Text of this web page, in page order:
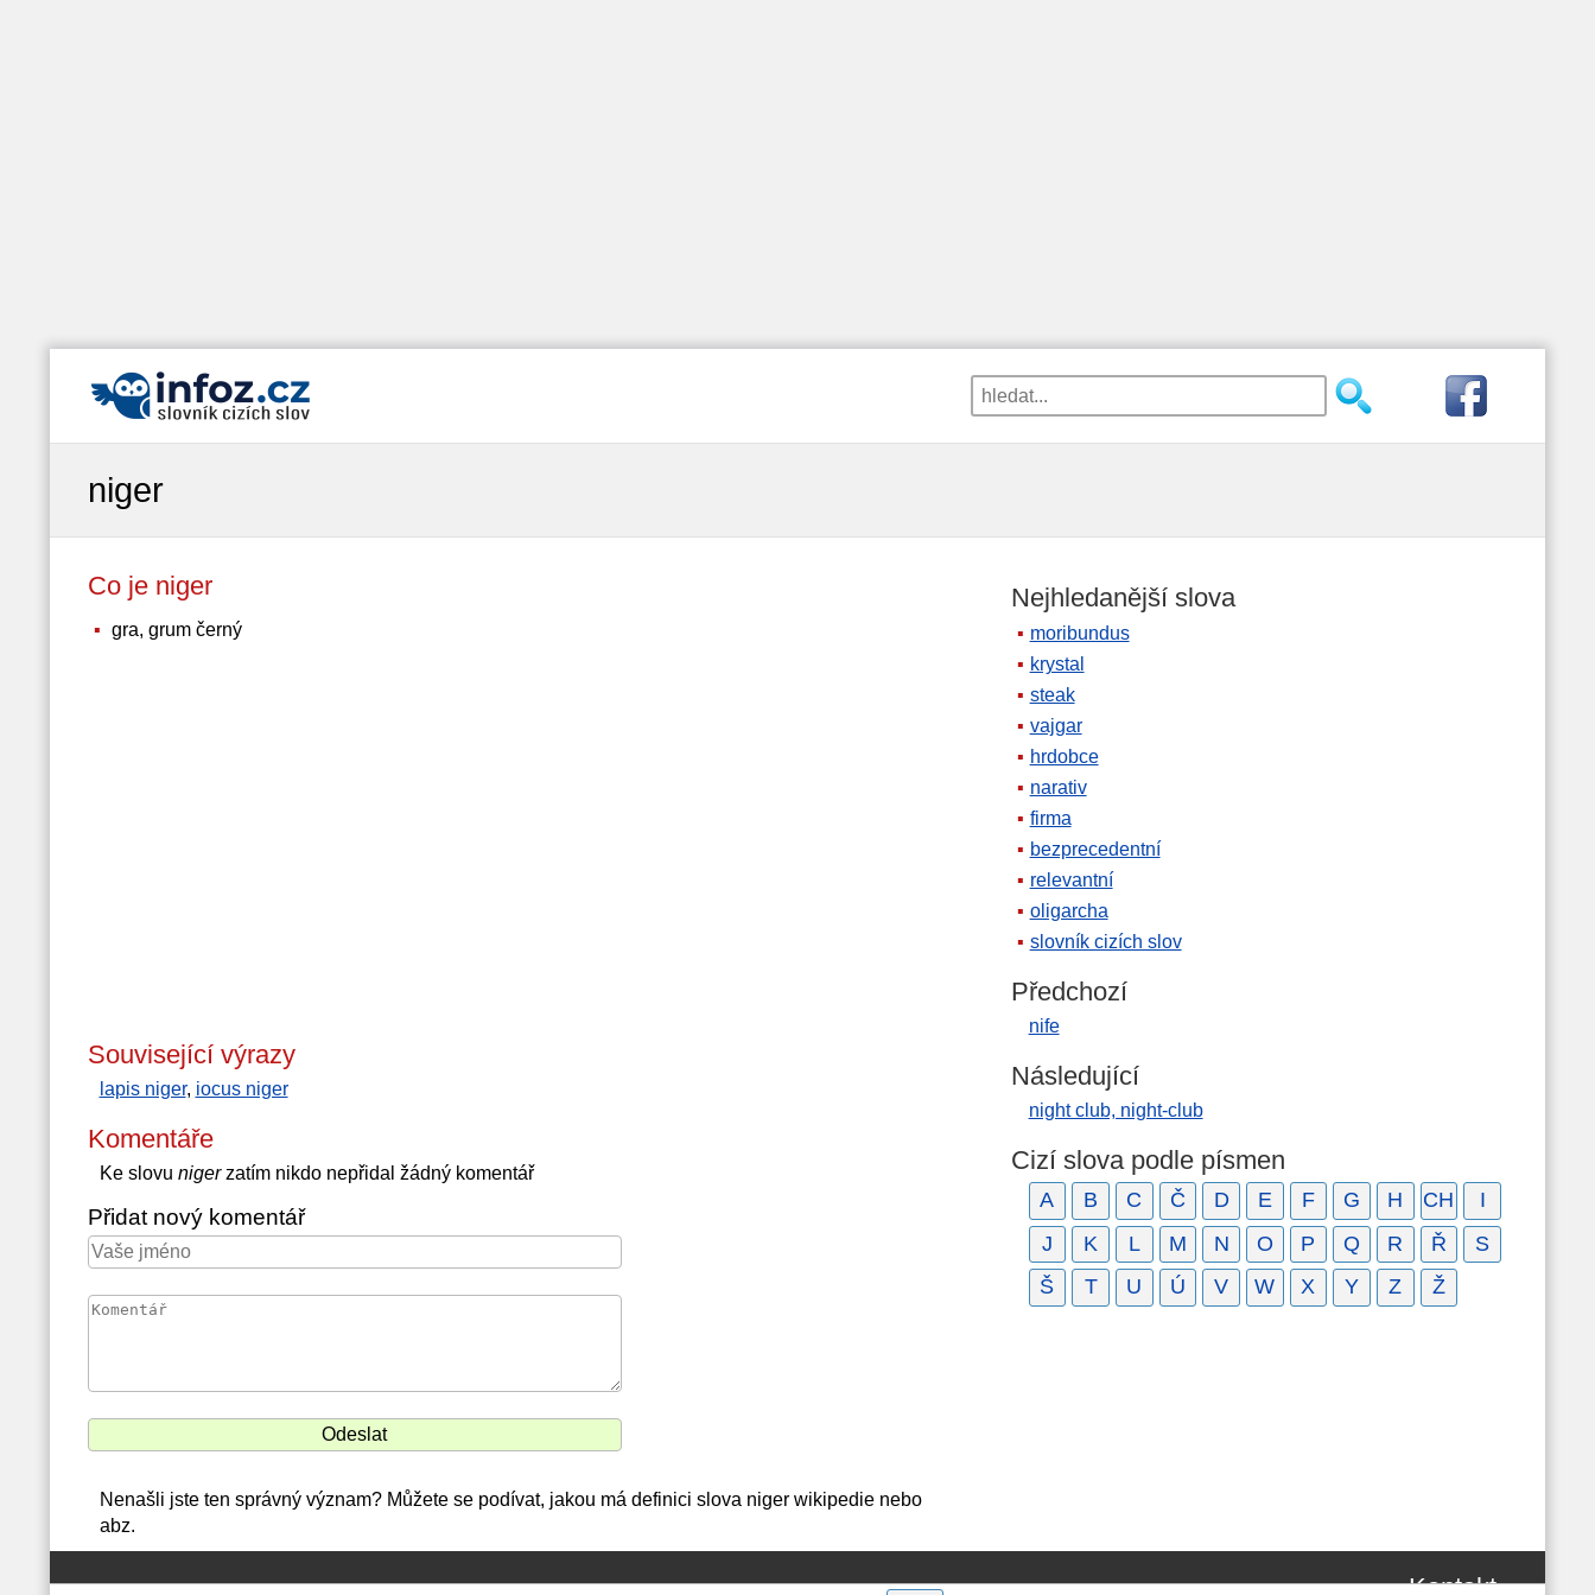
niger
Co je niger
gra, grum černý
Související výrazy
lapis niger, iocus niger
Komentáře
Ke slovu nigerzatím nikdo nepřidal žádný komentář
Přidat nový komentář
Nenašli jste ten správný význam? Můžete se podívat, jakou má definici slova niger wikipedie nebo
abz.
Nejhledanější slova
moribundus
krystal
steak
vajgar
hrdobce
narativ
firma
bezprecedentní
relevantní
oligarcha
slovník cizích slov
Předchozí
nife
Následující
night club, night-club
Cizí slova podle písmen
A B C Č D E F G H CH
I
J
K L M N O P Q R Ř
S
Š
T U Ú V W X Y Z Ž
Kontakt